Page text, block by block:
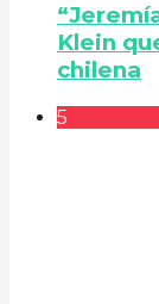
Klein
chilena
5